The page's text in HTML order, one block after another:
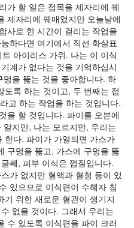
가 할 일은 접목을 제자리에 꿰
제자리에 꿰매었지만 오늘날에
사로 한 시간이 걸리는 작업을
하다면 여기에서 직선 화살표
아이리스 가위. 나는 이 이식
계가 없다는 것을 기억하십시
을 뚫는 것을 좋아합니다. 하
록 하는 것이고, 두 번째는 접
고 하는 작업을 하는 것입니다.
을 할 것입니다. 파이를 오븐에
지만, 나는 모르지만, 우리는
한다. 파이가 가열되면 가스가
구멍을 뚫고, 가스에 구멍을 뚫
쎄, 피부 이식은 껍질입니다.
가 없지만 혈액과 혈청 등이 있
있으므로 이식편이 수혜자 침
위한 새로운 혈관이 생기지
없을 것이다. 그래서 우리는
수 있도록 이식편을 파이 크러